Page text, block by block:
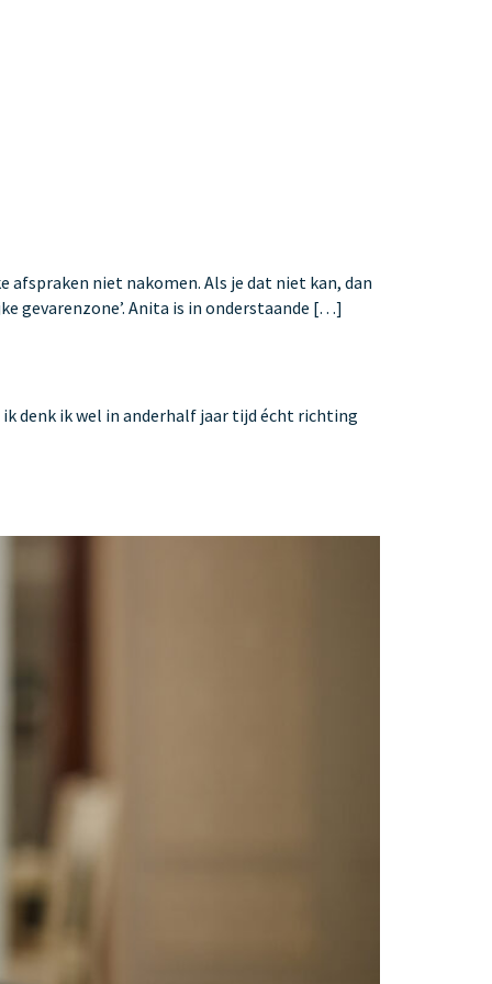
afspraken niet nakomen. Als je dat niet kan, dan
gevarenzone’. Anita is in onderstaande […]
ik denk ik wel in anderhalf jaar tijd écht richting